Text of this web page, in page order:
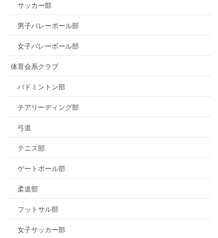
サッカー部
男子バレーボール部
女子バレーボール部
体育会系クラブ
バドミントン部
チアリーディング部
弓道
テニス部
ゲートボール部
柔道部
フットサル部
女子サッカー部